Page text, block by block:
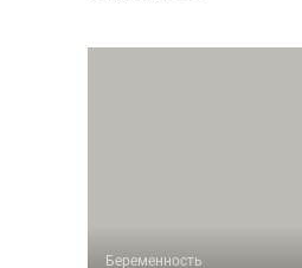
Беременность